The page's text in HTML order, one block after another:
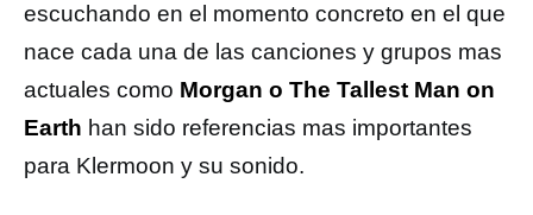
escuchando en el momento concreto en el que
nace cada una de las canciones y grupos mas
actuales como Morgan o The Tallest Man on
Earth han sido referencias mas importantes
para Klermoon y su sonido.